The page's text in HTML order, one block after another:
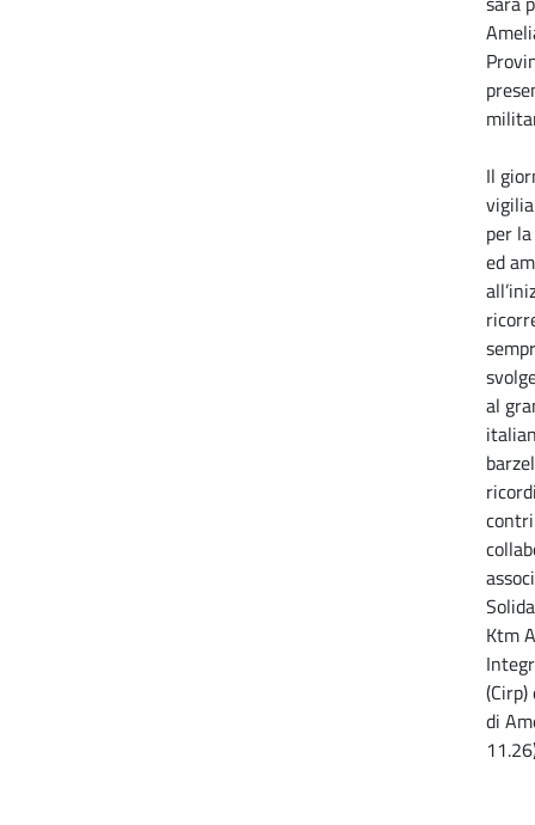
Il
per
ed
al
Ktm
di